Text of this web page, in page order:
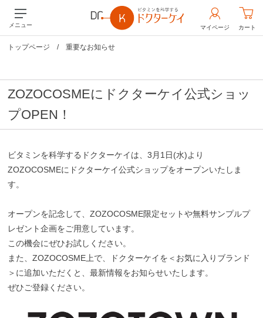
メニュー マイページ カート
トップページ /重要なお知らせ
ZOZOCOSMEにドクターケイ公式ショッ
プOPEN！
ビタミンを科学するドクターケイは、3月1日(水)より
ZOZOCOSMEにドクターケイ公式ショップをオープンいたしま
す。
オープンを記念して、ZOZOCOSME限定セットや無料サンプルプ
レゼント企画をご用意しています。
この機会にぜひお試しください。
また、ZOZOCOSME上で、ドクターケイを＜お気に入りブランド
＞に追加いただくと、最新情報をお知らせいたします。
ぜひご登録ください。